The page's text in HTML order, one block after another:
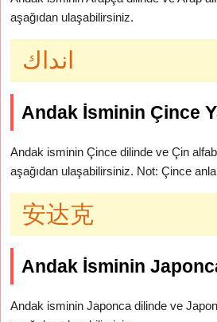
aşağıdan ulaşabilirsiniz.
انداك
Andak İsminin Çince
Andak isminin Çince dilinde ve Çin
aşağıdan ulaşabilirsiniz. Not: Çince
安达克
Andak İsminin Japonca
Andak isminin Japonca dilinde ve Japon